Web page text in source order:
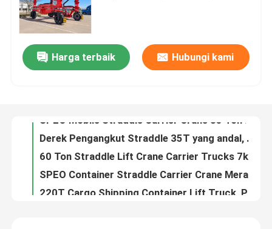
Produk
Video
Tur Pabrik
Kontrol kualitas
Harga terbaik Hubungi kami
Red 40T Port Straddle Carrier Heavy Duty Container Lifting Crane